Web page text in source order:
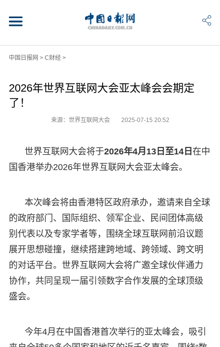
中国日报网 > C财经>
2026年世界互联网大会亚太峰会会期定
了！
来源：世界互联网大会 2025-07-15 20:52
世界互联网大会将于2026年4月13日至14日 在中
国香港举办2026年世界互联网大会亚太峰会。
本次峰会将由香港特区政府承办，邀请来自全球
的政府部门、国际组织、领军企业、民间团体高级
别代表以及专家学者等，围绕全球互联网前沿议题
展开思想碰撞，继续搭建跨地域、跨领域、跨文明
的对话平台。世界互联网大会将广邀全球伙伴通力
协作，共同呈现一届引领数字合作发展的全球顶级
盛会。
今年4月在中国香港首次举行的亚太峰会，吸引